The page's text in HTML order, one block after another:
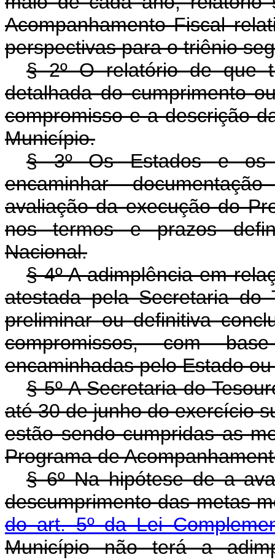
Acompanhamento Fiscal
perspectivas para o triênio
§ 2º O relatório de que
detalhada do cumprimento
compromisso e a descrição
Município.
§ 3º Os Estados e os
encaminhar
avaliação da execução do
nos termos e prazos
Nacional.
§ 4º A adimplência em
atestada pela Secretaria do
preliminar ou definitiva
compromissos, com
encaminhadas pelo Estado
§ 5º A Secretaria do
até 30 de junho do exercício
estão sendo cumpridas as
Programa de
§ 6º Na hipótese de a
descumprimento das metas
do art. 5º da Lei
Município não terá a